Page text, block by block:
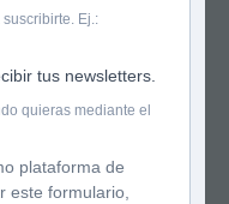
Ej.:
tus newsletters.
quieras mediante el
plataforma de
este formulario,
precio